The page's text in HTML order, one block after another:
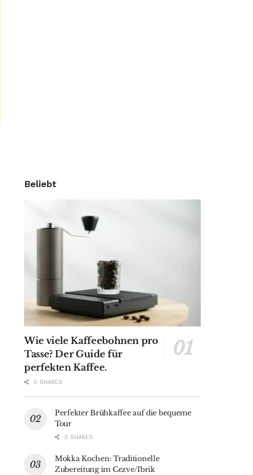
Beliebt
Wie viele Kaffeebohnen pro
Tasse? Der Guide für
perfekten Kaffee.
0 SHARES
Perfekter Brühkaffee auf die bequeme
Tour
0 SHARES
Mokka Kochen: Traditionelle
Zubereitung im Cezve/Ibrik